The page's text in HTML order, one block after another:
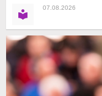
07.08.2026